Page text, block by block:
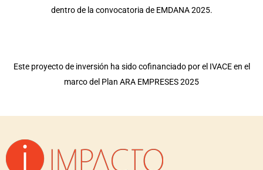
dentro de la convocatoria de EMDANA 2025.
Este proyecto de inversión ha sido cofinanciado por el IVACE en el
marco del Plan ARA EMPRESES 2025